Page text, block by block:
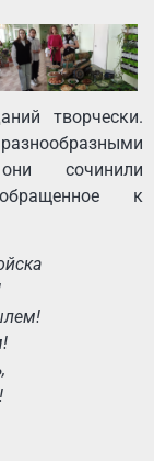
творчески.
сочинили
обращенное к